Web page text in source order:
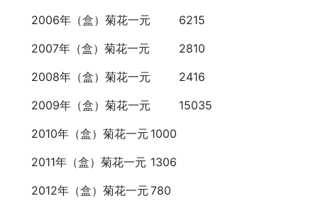
2006年（盒）菊花一元
6215
2007年（盒）菊花一元
2810
2008年（盒）菊花一元
2416
2009年（盒）菊花一元
15035
2010年（盒）菊花一元 1000
2011年（盒）菊花一元 1306
2012年（盒）菊花一元 780